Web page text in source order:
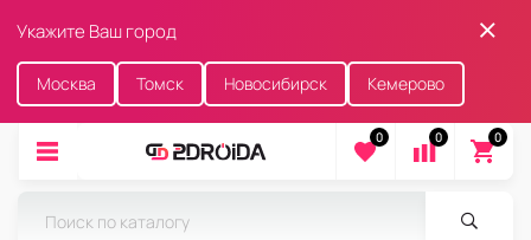
Укажите Ваш город
Москва Томск Новосибирск Кемерово
0 0 0